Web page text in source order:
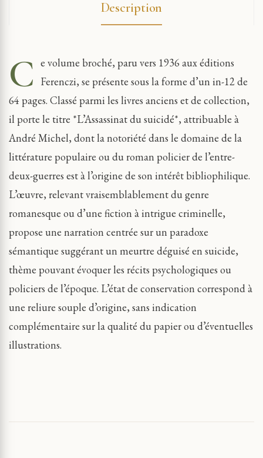
Description
C e volume broché, paru vers 1936 aux éditions
Ferenczi, se présente sous la forme d’un in-12 de
64 pages. Classé parmi les livres anciens et de collection,
il porte le titre *L’Assassinat du suicidé*, attribuable à
André Michel, dont la notoriété dans le domaine de la
littérature populaire ou du roman policier de l’entre-
deux-guerres est à l’origine de son intérêt bibliophilique.
L’œuvre, relevant vraisemblablement du genre
romanesque ou d’une fiction à intrigue criminelle,
propose une narration centrée sur un paradoxe
sémantique suggérant un meurtre déguisé en suicide,
thème pouvant évoquer les récits psychologiques ou
policiers de l’époque. L’état de conservation correspond à
une reliure souple d’origine, sans indication
complémentaire sur la qualité du papier ou d’éventuelles
illustrations.